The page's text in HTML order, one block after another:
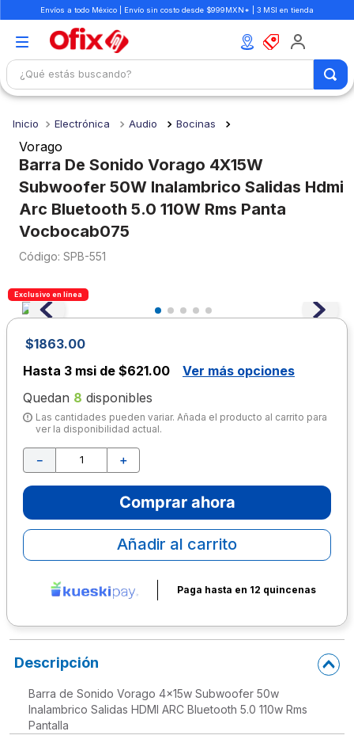
Envíos a todo México | Envío sin costo desde $999MXN* | 3 MSI en tienda
¿Qué estás buscando?
Electrónica Audio Bocinas
Vorago
Barra De Sonido Vorago 4X15W
Subwoofer 50W Inalambrico Salidas Hdmi
Arc Bluetooth 5.0 110W Rms Panta
Vocbocab075
: SPB-551
Exclusivo en línea
$1863.00
Hasta 3 msi de $621.00
Ver más opciones
Quedan 8 disponibles
Las cantidades pueden variar. Añada el producto al carrito para
ver la disponibilidad actual.
＋
－
Comprar ahora
Añadir al carrito
Paga hasta en 12 quincenas
Descripción
Barra de Sonido Vorago 4x15w Subwoofer 50w
Inalambrico Salidas HDMI ARC Bluetooth 5.0 110w Rms
Pantalla
1.
mochilas
2.
libretas
3.
cuaderno
4.
colores
5
cuadernos
7.
escolar
9.
lapiz
10. escritorio